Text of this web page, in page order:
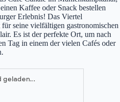
Kaffee oder Snack bestellen
Erlebnis! Das Viertel
für seine vielfältigen gastronomischen
Es ist der perfekte Ort, um nach
Tag in einem der vielen Cafés oder